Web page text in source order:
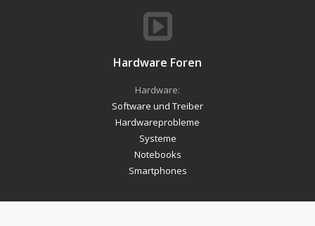
Hardware Foren
Hardware:
Software und Treiber
Hardwareprobleme
Systeme
Notebooks
Smartphones